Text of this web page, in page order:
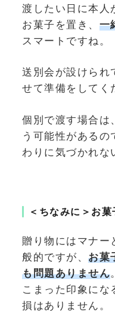
渡したい日に本人
お菓子を置き、 一
スマートですね。
送別会が設けられ
せて準備をしてく
個別で渡す場合は
う可能性があるの
わりに気づかれな
＜ちなみに＞お
贈り物にはマナー
般的ですが、 お菓
も問題ありません
こまった印象にな
損はありません。